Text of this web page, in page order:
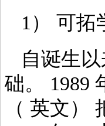
1） 可拓
自诞生
础。 1989
（ 英文）